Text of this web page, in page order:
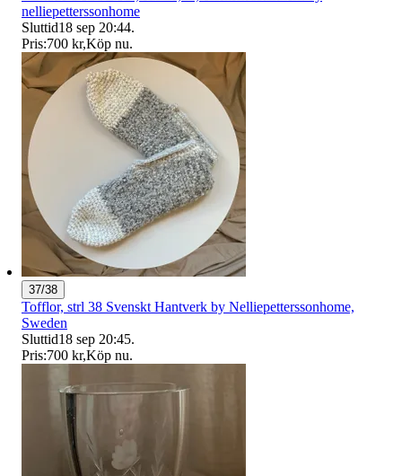
nelliepetterssonhome
Sluttid18 sep 20:44.
Pris:700 kr,Köp nu.
37/38
Tofflor, strl 38 Svenskt Hantverk by Nelliepetterssonhome,
Sweden
Sluttid18 sep 20:45.
Pris:700 kr,Köp nu.